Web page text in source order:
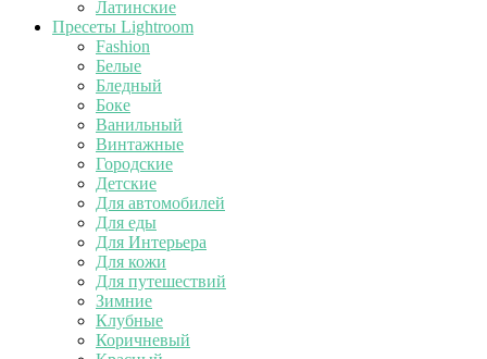
Латинские
Пресеты Lightroom
Fashion
Белые
Бледный
Боке
Ванильный
Винтажные
Городские
Детские
Для автомобилей
Для еды
Для Интерьера
Для кожи
Для путешествий
Зимние
Клубные
Коричневый